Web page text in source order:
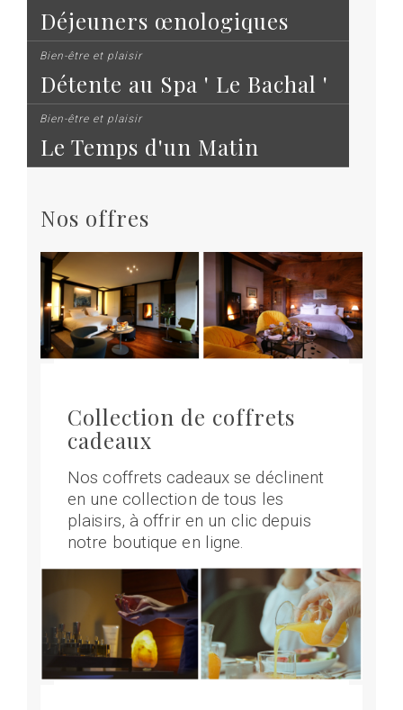
Déjeuners œnologiques
Bien-être et plaisir
Détente au Spa ' Le Bachal '
Bien-être et plaisir
Le Temps d'un Matin
Nos offres
Collection de coffrets
cadeaux
Nos coffrets cadeaux se déclinent
en une collection de tous les
plaisirs, à offrir en un clic depuis
notre boutique en ligne.